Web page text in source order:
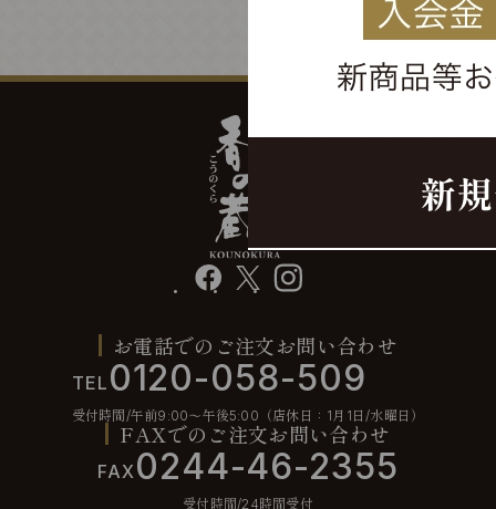
facebook instagram
お電話でのご注文お問い合わせ
TEL 0120-058-509
受付時間/午前9:00〜午後5:00（店休日：1月1日/水曜日）
FAXでのご注文お問い合わせ
FAX0244-46-2355
受付時間/24時間受付